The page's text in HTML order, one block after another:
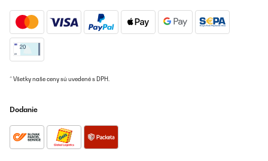
* Všetky naše ceny sú uvedené s DPH.
Dodanie